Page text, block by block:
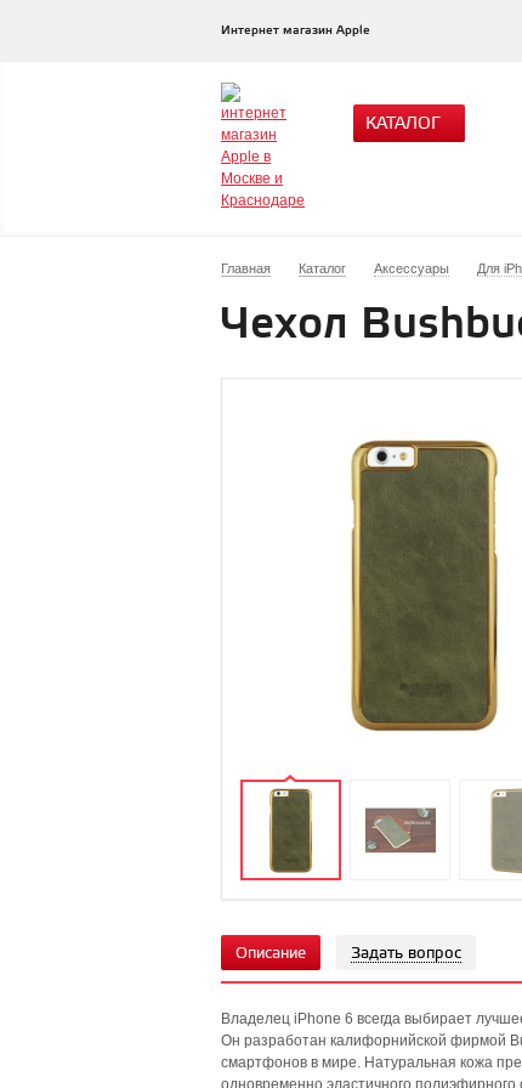
Интернет магазин Apple
КАТАЛОГ
Главная Каталог Аксессуары Для
Чехол
Описание Задать вопрос
Владелец iPhone 6 всегда выбирает
Он разработан калифорнийской фирмой
смартфонов в мире. Натуральная кожа
одновременно эластичного полиэфирного